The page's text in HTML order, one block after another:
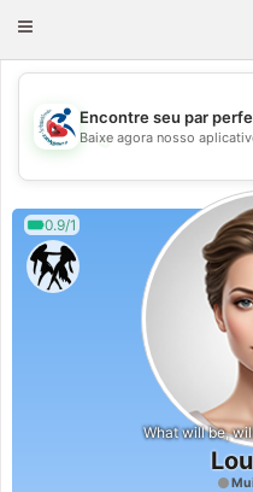
Toggle
💖
💕
Encontre seu par
Baixe agora nosso
0.9/1
What will be,